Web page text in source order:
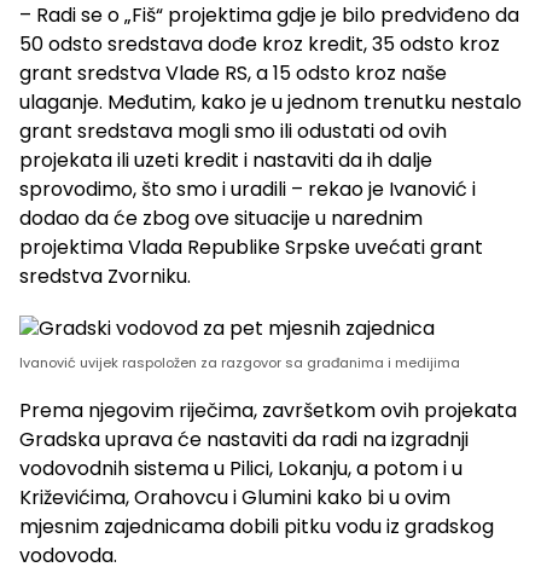
– Radi se o „Fiš“ projektima gdje je bilo predviđeno da
50 odsto sredstava dođe kroz kredit, 35 odsto kroz
grant sredstva Vlade RS, a 15 odsto kroz naše
ulaganje. Međutim, kako je u jednom trenutku nestalo
grant sredstava mogli smo ili odustati od ovih
projekata ili uzeti kredit i nastaviti da ih dalje
sprovodimo, što smo i uradili – rekao je Ivanović i
dodao da će zbog ove situacije u narednim
projektima Vlada Republike Srpske uvećati grant
sredstva Zvorniku.
Ivanović uvijek raspoložen za razgovor sa građanima i medijima
Prema njegovim riječima, završetkom ovih projekata
Gradska uprava će nastaviti da radi na izgradnji
vodovodnih sistema u Pilici, Lokanju, a potom i u
Križevićima, Orahovcu i Glumini kako bi u ovim
mjesnim zajednicama dobili pitku vodu iz gradskog
vodovoda.